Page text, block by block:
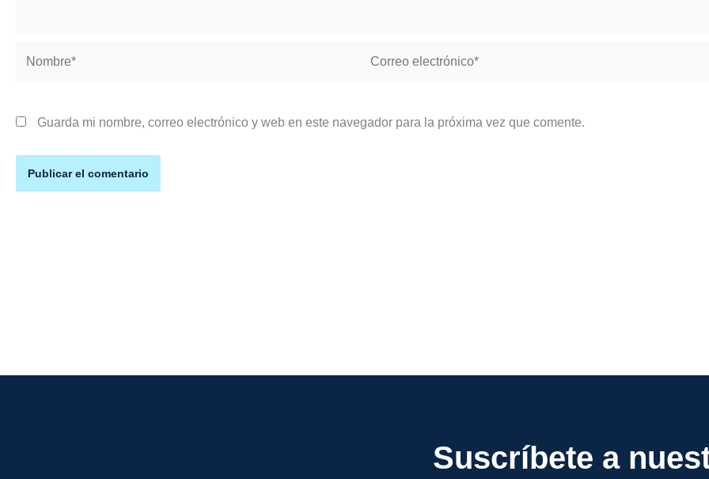
Guarda mi nombre, correo electrónico y web en este navegador para la próxima vez que comente.
Suscríbete a